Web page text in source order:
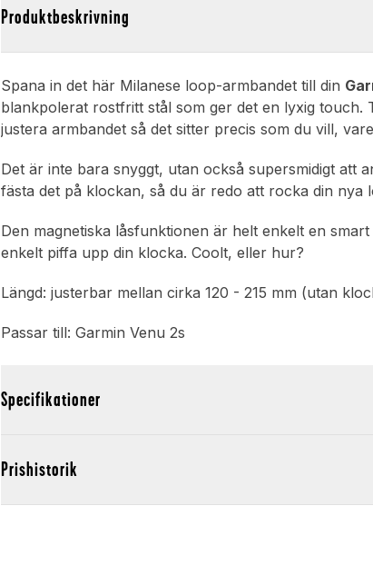
Produktbeskrivning
Spana in det här Milanese loop-armbandet till din
blankpolerat rostfritt stål som ger det en lyxig touch.
justera armbandet så det sitter precis som du vill,
Det är inte bara snyggt, utan också supersmidigt att
fästa det på klockan, så du är redo att rocka din nya
Den magnetiska låsfunktionen är helt enkelt en
enkelt piffa upp din klocka. Coolt, eller hur?
Längd: justerbar mellan cirka 120 - 215 mm (utan
Passar till: Garmin Venu 2s
Specifikationer
Prishistorik